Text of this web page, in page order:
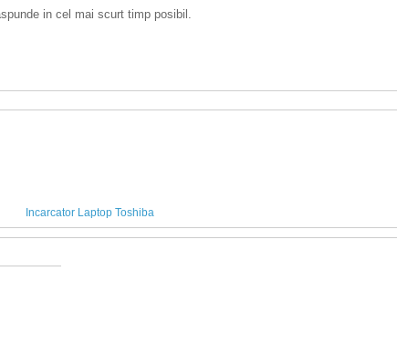
in cel mai scurt timp posibil.
Incarcator Laptop Toshiba